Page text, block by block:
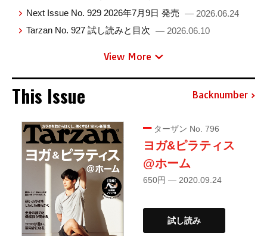
Next Issue No. 929 2026年7月9日 発売 — 2026.06.24
Tarzan No. 927 試し読みと目次 — 2026.06.10
View More
This Issue Backnumber
ターザン No. 796
ヨガ&ピラティス
@ホーム
650円 — 2020.09.24
試し読み